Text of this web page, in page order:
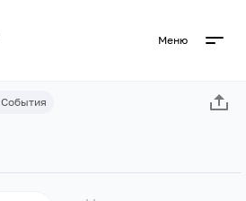
Меню
События